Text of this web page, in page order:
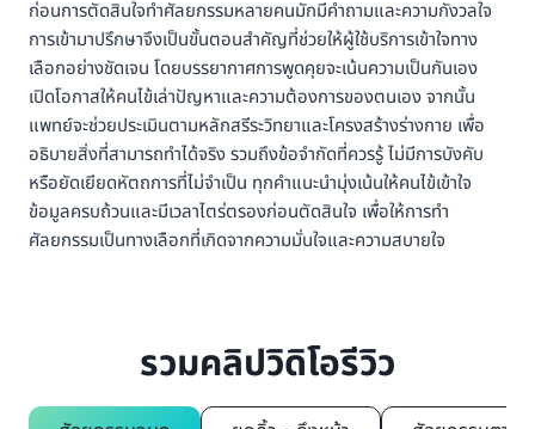
ก่อนการตัดสินใจทำศัลยกรรมหลายคนมักมีคำถามและความกังวลใจ
การเข้ามาปรึกษาจึงเป็นขั้นตอนสำคัญที่ช่วยให้ผู้ใช้บริการเข้าใจทาง
เลือกอย่างชัดเจน โดยบรรยากาศการพูดคุยจะเน้นความเป็นกันเอง
เปิดโอกาสให้คนไข้เล่าปัญหาและความต้องการของตนเอง จากนั้น
แพทย์จะช่วยประเมินตามหลักสรีระวิทยาและโครงสร้างร่างกาย เพื่อ
อธิบายสิ่งที่สามารถทำได้จริง รวมถึงข้อจำกัดที่ควรรู้ ไม่มีการบังคับ
หรือยัดเยียดหัตถการที่ไม่จำเป็น ทุกคำแนะนำมุ่งเน้นให้คนไข้เข้าใจ
ข้อมูลครบถ้วนและมีเวลาไตร่ตรองก่อนตัดสินใจ เพื่อให้การทำ
ศัลยกรรมเป็นทางเลือกที่เกิดจากความมั่นใจและความสบายใจ
รวมคลิปวิดิโอรีวิว